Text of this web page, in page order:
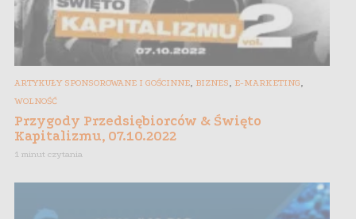
ARTYKUŁY SPONSOROWANE I GOŚCINNE BIZNES E-MARKETING
WOLNOŚĆ
Przygody Przedsiębiorców & Święto
Kapitalizmu, 07.10.2022
1 minut czytania